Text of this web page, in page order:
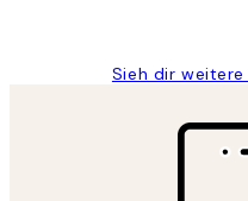
Sieh dir